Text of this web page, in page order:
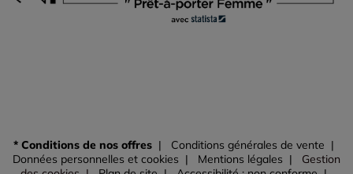
* Conditions de nos offres
Conditions générales de vente
Données personnelles et cookies
Mentions légales
Gestion